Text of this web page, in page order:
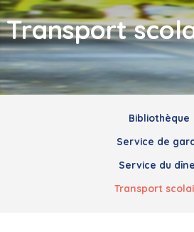
Transport
Bibliothèque
Service de
Service du
Transport